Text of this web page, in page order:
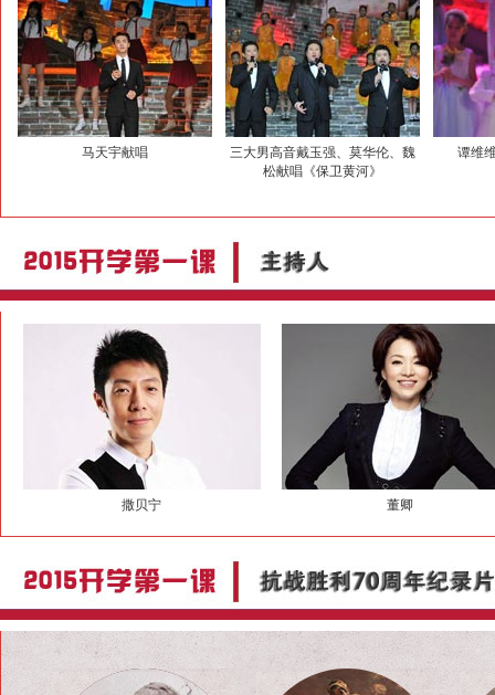
马天宇献唱
三大男高音戴玉强、莫华伦、魏
松献唱《保卫黄河》
谭维
撒贝宁 董卿